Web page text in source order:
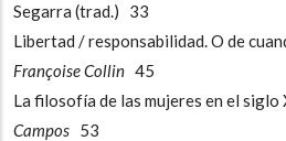
Segarra (trad.) 33
Libertad / responsabilidad. O de
Françoise Collin 45
La filosofía de las mujeres en el siglo
Campos 53